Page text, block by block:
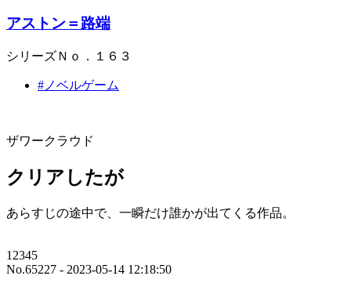
アストン＝路端
シリーズＮｏ．１６３
#ノベルゲーム
ザワークラウド
クリアしたが
あらすじの途中で、一瞬だけ誰かが出てくる作品。
12345
No.65227 - 2023-05-14 12:18:50